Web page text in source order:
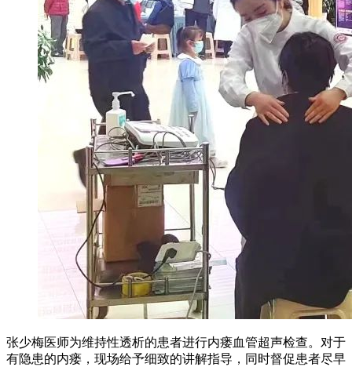
张少梅医师为维持性透析的患者进行内瘘血管超声检查。对于
有隐患的内瘘，现场给予细致的讲解指导，同时督促患者尽早